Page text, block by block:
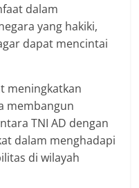
dalam
yang hakiki,
dapat mencintai
meningkatkan
membangun
TNI AD dengan
dalam menghadapi
di wilayah